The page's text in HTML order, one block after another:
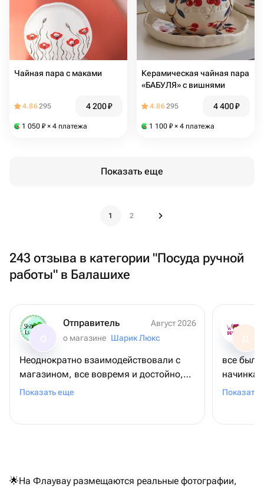
Чайная пара с маками
4.86295 4 200₽
1 050 ₽ × 4 платежа
Керамическая чайная пара
«БАБУЛЯ» с вишнями
4.86295 4 400₽
1 100 ₽ × 4 платежа
Показать еще
1 2
243 отзыва в категории "Посуда ручной
работы" в Балашихе
Отправитель
Август 2026
о магазине Шарик Люкс
Неоднократно взаимодействовали с
магазином, все вовремя и достойно,
одни из немногих, где одновременно
Показать еще
Д
все
начинка
жизни
Показать
🌟На Флаувау размещаются реальные фотографии,